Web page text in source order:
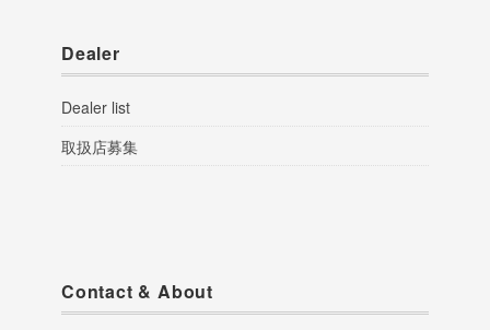
Dealer
Dealer list
取扱店募集
Contact & About